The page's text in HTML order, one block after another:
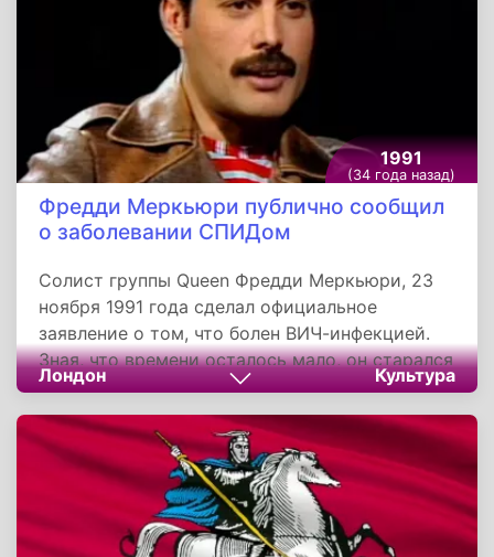
перекрыла дорогу у въезда в город и
остановила колонну многочисленных
автобусов и легковых машин, направлявшихся
1991
(34 года назад)
Фредди Меркьюри публично сообщил
о заболевании СПИДом
Солист группы Queen Фредди Меркьюри, 23
ноября 1991 года сделал официальное
заявление о том, что болен ВИЧ-инфекцией.
Зная, что времени осталось мало, он старался
записать как можно больше песен. За
последние годы жизни кроме своего сольного
альбома Barcelona музыканту удалось
записать песни к еще трем альбомам группы.
Лондон Культура